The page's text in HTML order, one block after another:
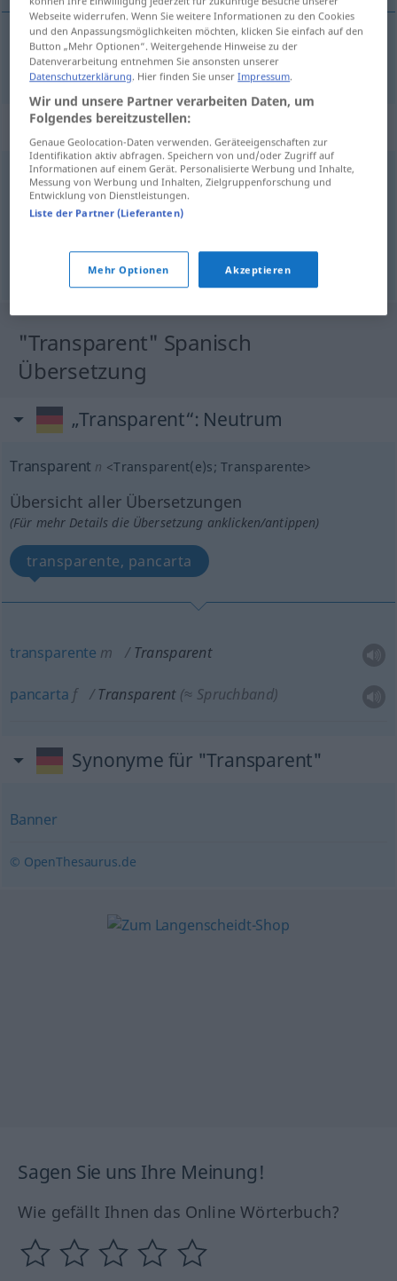
transparente transparent
Synonyme für "transparent"
erkennbar,durchschaubar
© OpenThesaurus.de
"Transparent" Spanisch
Übersetzung
„Transparent“: Neutrum
Transparent n <Transparent(e)s;Transparente>
Übersicht aller Übersetzungen
(Für mehr Details die Übersetzung anklicken/antippen)
transparente, pancarta
transparente m Transparent
pancarta f Transparent (≈ Spruchband)
Synonyme für "Transparent"
Banner
© OpenThesaurus.de
Sagen Sie uns Ihre Meinung!
Wie gefällt Ihnen das Online Wörterbuch?
Webseite widerrufen. Wenn Sie weitere Informationen zu den Cookies
und den Anpassungsmöglichkeiten möchten, klicken Sie einfach auf den
Button „Mehr Optionen“. Weitergehende Hinweise zu der
Datenverarbeitung entnehmen Sie ansonsten unserer
Datenschutzerklärung. Hier finden Sie unserImpressum.
Wir und unsere Partner verarbeiten Daten, um
Folgendes bereitzustellen:
Genaue Geolocation-Daten verwenden. Geräteeigenschaften zur
Identifikation aktiv abfragen. Speichern von und/oder Zugriff auf
Informationen auf einem Gerät. Personalisierte Werbung und Inhalte,
Messung von Werbung und Inhalten, Zielgruppenforschung und
Entwicklung von Dienstleistungen.
Liste der Partner (Lieferanten)
Mehr Optionen Akzeptieren